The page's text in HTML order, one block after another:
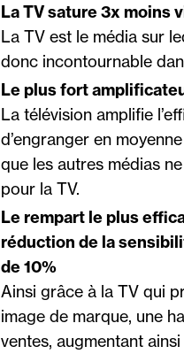
La TV sature 3x moins
La TV est le média sur
donc incontournable
Le plus fort
La télévision amplifie
d’engranger en
que les autres médias
pour la TV.
Le rempart le plus
réduction de la
de 10%
Ainsi grâce à la TV qui
image de marque, une
ventes, augmentant